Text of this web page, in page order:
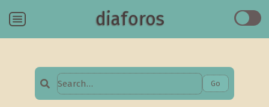
Menu diaforos
Search
Go